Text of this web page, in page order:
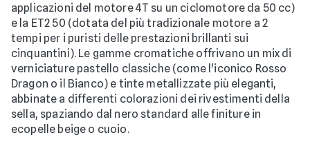
applicazioni del motore 4T su un ciclomotore da 50 cc)
e la ET2 50 (dotata del più tradizionale motore a 2
tempi per i puristi delle prestazioni brillanti sui
cinquantini). Le gamme cromatiche offrivano un mix di
verniciature pastello classiche (come l'iconico Rosso
Dragon o il Bianco) e tinte metallizzate più eleganti,
abbinate a differenti colorazioni dei rivestimenti della
sella, spaziando dal nero standard alle finiture in
ecopelle beige o cuoio.